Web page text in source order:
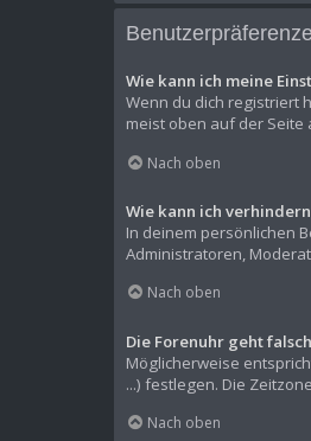
Wie kann ich meine
Wenn du dich registriert
meist oben auf der
Nach oben
Wie kann ich
In deinem persönlichen
Administratoren,
Nach oben
Die Forenuhr geht
Möglicherweise
...) festlegen. Die
Nach oben